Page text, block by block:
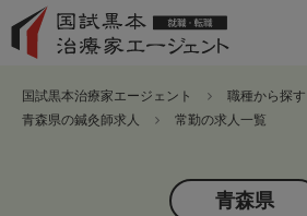
国試黒本治療家エージェント 職種から探す
青森県の鍼灸師求人
常勤の求人一覧
青森県